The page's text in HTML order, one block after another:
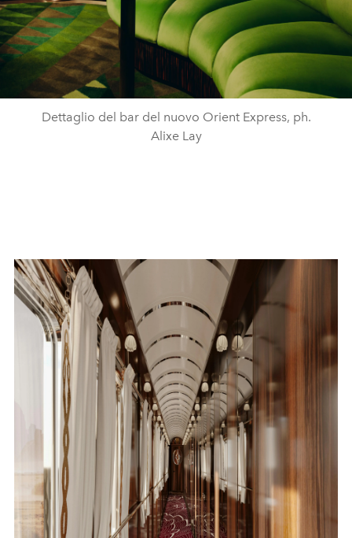
Dettaglio del bar del nuovo Orient Express, ph.
Alixe Lay